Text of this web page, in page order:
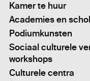
Kamer te huur
Academies en
Podiumkunsten
Sociaal culturele
workshops
Culturele centra